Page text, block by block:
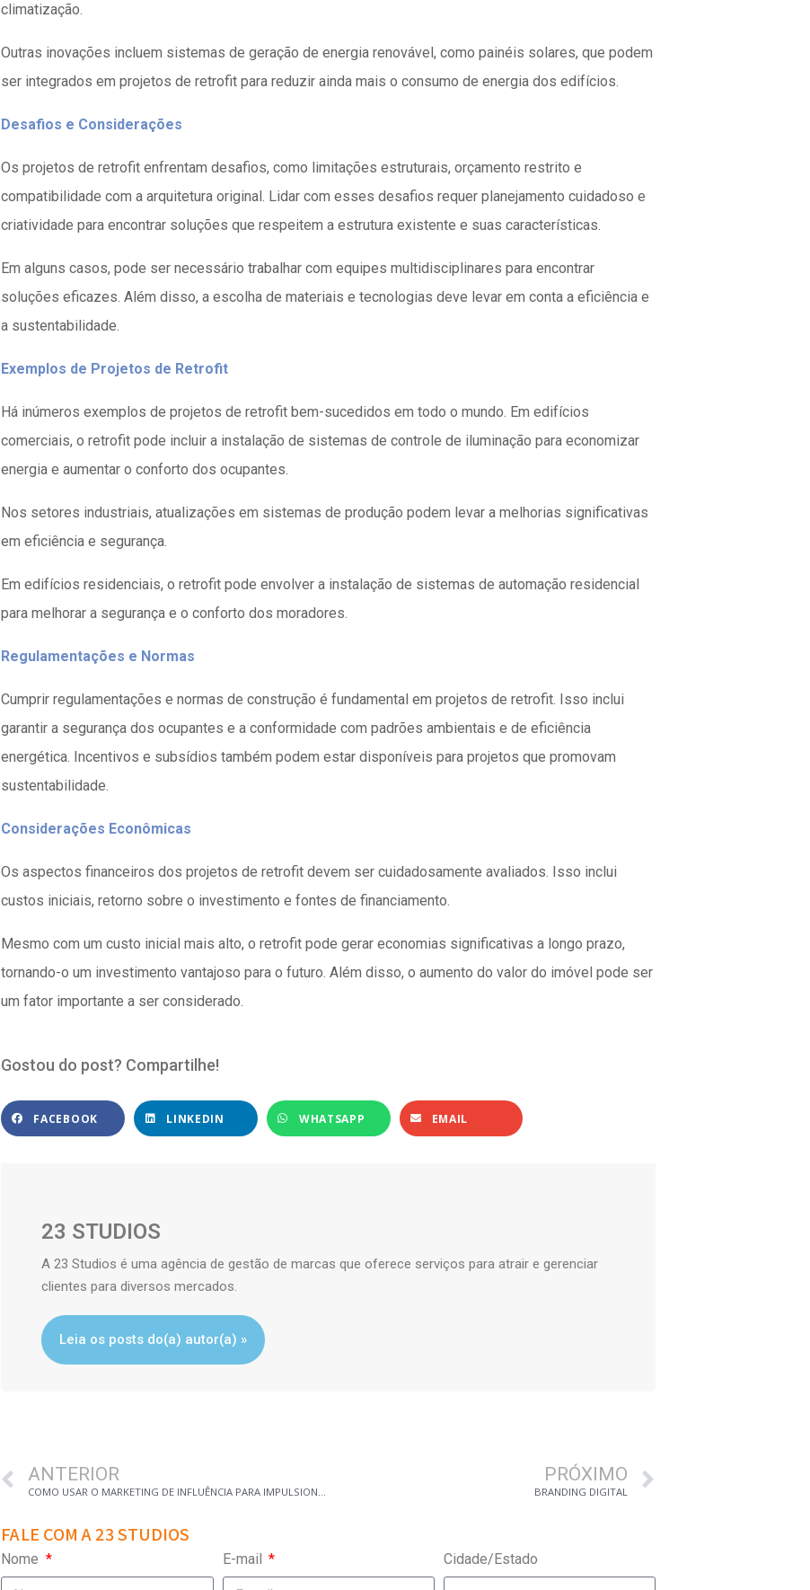
climatização.
Outras inovações incluem sistemas de geração de energia renovável, como painéis solares, que podem
ser integrados em projetos de retrofit para reduzir ainda mais o consumo de energia dos edifícios.
Desafios e Considerações
Os projetos de retrofit enfrentam desafios, como limitações estruturais, orçamento restrito e
compatibilidade com a arquitetura original. Lidar com esses desafios requer planejamento cuidadoso e
criatividade para encontrar soluções que respeitem a estrutura existente e suas características.
Em alguns casos, pode ser necessário trabalhar com equipes multidisciplinares para encontrar
soluções eficazes. Além disso, a escolha de materiais e tecnologias deve levar em conta a eficiência e
a sustentabilidade.
Exemplos de Projetos de Retrofit
Há inúmeros exemplos de projetos de retrofit bem-sucedidos em todo o mundo. Em edifícios
comerciais, o retrofit pode incluir a instalação de sistemas de controle de iluminação para economizar
energia e aumentar o conforto dos ocupantes.
Nos setores industriais, atualizações em sistemas de produção podem levar a melhorias significativas
em eficiência e segurança.
Em edifícios residenciais, o retrofit pode envolver a instalação de sistemas de automação residencial
para melhorar a segurança e o conforto dos moradores.
Regulamentações e Normas
Cumprir regulamentações e normas de construção é fundamental em projetos de retrofit. Isso inclui
garantir a segurança dos ocupantes e a conformidade com padrões ambientais e de eficiência
energética. Incentivos e subsídios também podem estar disponíveis para projetos que promovam
sustentabilidade.
Considerações Econômicas
Os aspectos financeiros dos projetos de retrofit devem ser cuidadosamente avaliados. Isso inclui
custos iniciais, retorno sobre o investimento e fontes de financiamento.
Mesmo com um custo inicial mais alto, o retrofit pode gerar economias significativas a longo prazo,
tornando-o um investimento vantajoso para o futuro. Além disso, o aumento do valor do imóvel pode ser
um fator importante a ser considerado.
Gostou do post? Compartilhe!
FACEBOOK LINKEDIN WHATSAPP EMAIL
23 STUDIOS
A 23 Studios é uma agência de gestão de marcas que oferece serviços para atrair e gerenciar
clientes para diversos mercados.
Leia os posts do(a) autor(a) »
ANTERIOR
COMO USAR O MARKETING DE INFLUÊNCIA PARA IMPULSIONAR SUA MARCA: ESTRATÉGIAS EFICAZES PARA O SUCESSO
PRÓXIMO
BRANDING DIGITAL
FALE COM A 23 STUDIOS
Nome E-mail Cidade/Estado